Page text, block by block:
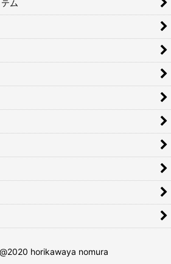
ム
horikawaya nomura